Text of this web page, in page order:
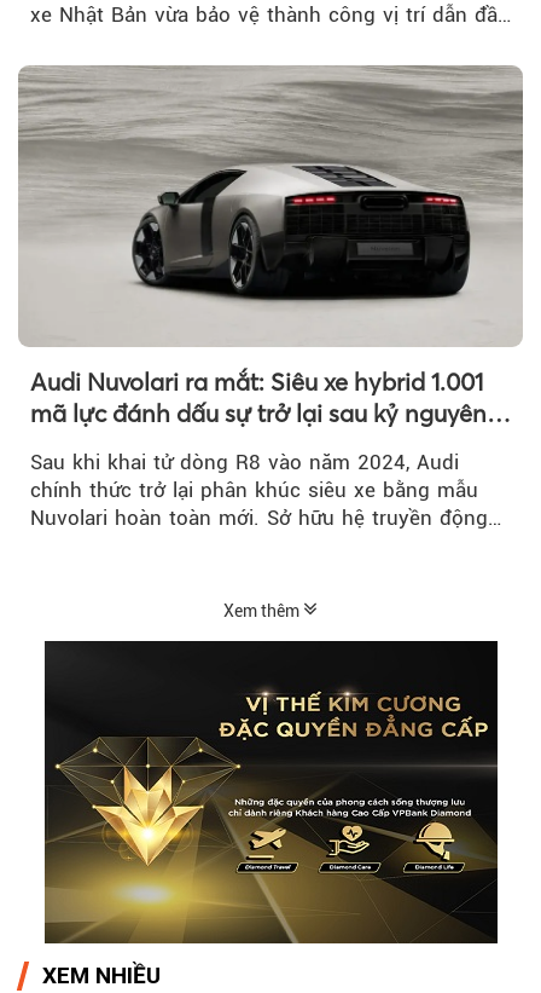
xe Nhật Bản vừa bảo vệ thành công vị trí dẫn đầu
Audi Nuvolari ra mắt: Siêu xe hybrid 1.001
mã lực đánh dấu sự trở lại sau kỷ nguyên
Sau khi khai tử dòng R8 vào năm 2024, Audi
chính thức trở lại phân khúc siêu xe bằng mẫu
Nuvolari hoàn toàn mới. Sở hữu hệ truyền động
xem là tuyên ngôn mới của Audi trong kỷ nguyên
Xem thêm
XEM NHIỀU